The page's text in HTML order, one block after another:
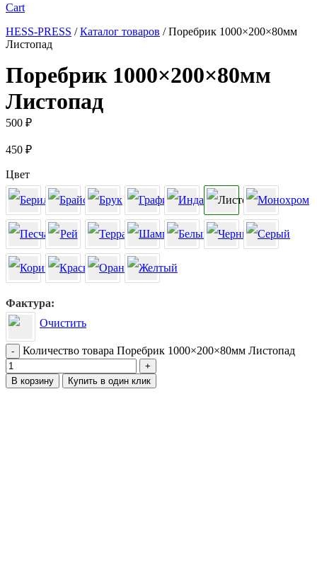
Cart
HESS-PRESS /Каталог товаров /Поребрик 1000×200×80мм
Листопад
Поребрик 1000×200×80мм
Листопад
500 ₽
450 ₽
Цвет
Фактура
Очистить
- Количество товара Поребрик 1000×200×80мм Листопад
+
В корзину
Купить в один клик